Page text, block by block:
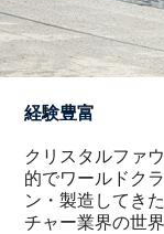
経験豊富
クリスタルファ
的でワールドク
ン・製造してき
チャー業界の世